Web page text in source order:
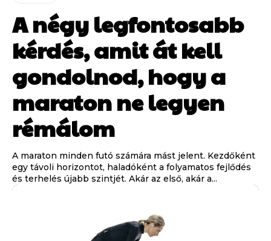
A négy legfontosabb
kérdés, amit át kell
gondolnod, hogy a
maraton ne legyen
rémálom
A maraton minden futó számára mást jelent. Kezdőként
egy távoli horizontot, haladóként a folyamatos fejlődés
és terhelés újabb szintjét. Akár az első, akár a...